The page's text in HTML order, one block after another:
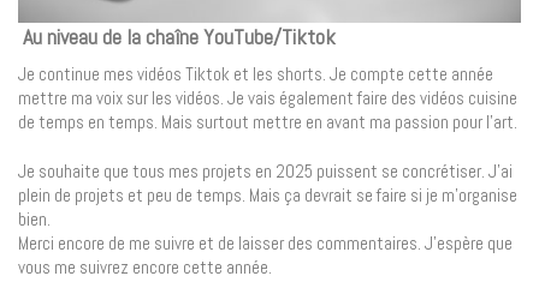
Au niveau de la chaîne YouTube/Tiktok
Je continue mes vidéos Tiktok et les shorts. Je compte cette année
mettre ma voix sur les vidéos. Je vais également faire des vidéos cuisine
de temps en temps. Mais surtout mettre en avant ma passion pour l’art.
Je souhaite que tous mes projets en 2025 puissent se concrétiser. J’ai
plein de projets et peu de temps. Mais ça devrait se faire si je m’organise
bien.
Merci encore de me suivre et de laisser des commentaires. J’espère que
vous me suivrez encore cette année.